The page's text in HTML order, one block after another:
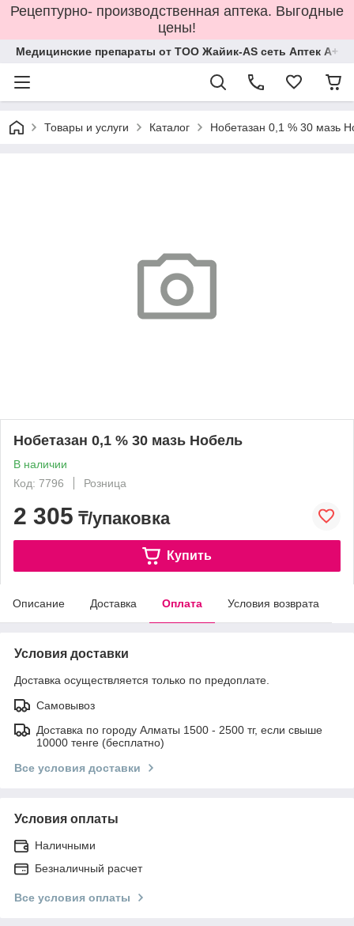
Рецептурно- производственная аптека. Выгодные
цены!
Медицинские препараты от ТОО Жайик-AS сеть Аптек А+
Товары и услуги Каталог Нобетазан 0,1 % 30 мазь
Нобетазан 0,1 % 30 мазь Нобель
В наличии
Код: 7796
Розница
2 305 ₸/упаковка
Купить
Описание Доставка Оплата Условия возврата
Условия доставки
Доставка осуществляется только по предоплате.
Самовывоз
Доставка по городу Алматы 1500 - 2500 тг, если свыше
10000 тенге (бесплатно)
Все условия доставки
Условия оплаты
Наличными
Безналичный расчет
Все условия оплаты